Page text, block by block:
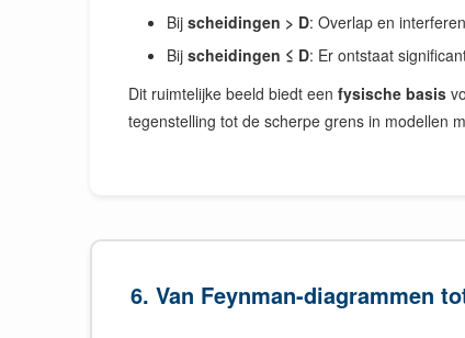
Bij scheidingen > D: Overlap en
Bij scheidingen ≤ D: Er ontstaat
Dit ruimtelijke beeld biedt een fysische basis
tegenstelling tot de scherpe grens in modellen
6. Van Feynman-diagrammen